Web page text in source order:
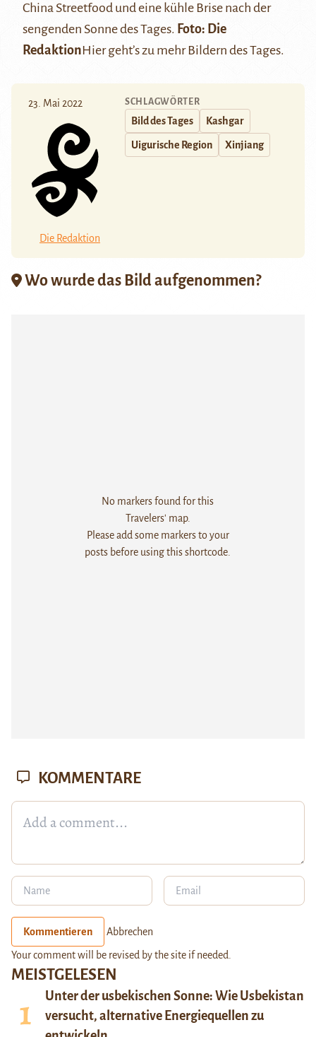
China Streetfood und eine kühle Brise nach der
sengenden Sonne des Tages. Foto: Die
RedaktionHiergeht’s zu mehr Bildern des Tages.
23. Mai 2022
Die Redaktion
SCHLAGWÖRTER
Bild des Tages Kashgar
Uigurische Region Xinjiang
Wo wurde das Bild aufgenommen?
No markers found for this
Travelers' map.
Please add some markers to your
posts before using this shortcode.
MEISTGELESEN
Unter der usbekischen Sonne: Wie Usbekistan
versucht, alternative Energiequellen zu
KOMMENTARE
Kommentieren Abbrechen
Your comment will be revised by the site if needed.